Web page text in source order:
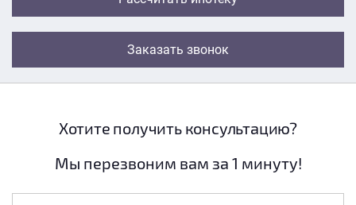
Заказать звонок
Хотите получить консультацию?
Мы перезвоним вам за 1 минуту!